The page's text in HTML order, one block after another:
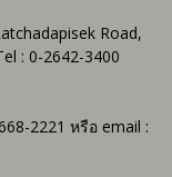
Road,
: 0-2642-3400
2221 หรือ email :